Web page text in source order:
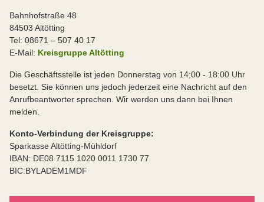
Bahnhofstraße 48
84503 Altötting
Tel: 08671 – 507 40 17
E-Mail: Kreisgruppe Altötting
Die Geschäftsstelle ist jeden Donnerstag von 14;00 - 18:00 Uhr
besetzt. Sie können uns jedoch jederzeit eine Nachricht auf den
Anrufbeantworter sprechen. Wir werden uns dann bei Ihnen
melden.
Konto-Verbindung der Kreisgruppe:
Sparkasse Altötting-Mühldorf
IBAN: DE08 7115 1020 0011 1730 77
BIC:BYLADEM1MDF